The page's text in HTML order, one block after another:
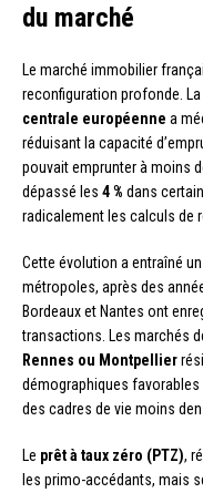
du marché
Le marché immobilier
reconfiguration profonde.
centrale européenne a
réduisant la capacité
pouvait emprunter à moins
dépassé les 4 % dans
radicalement les calculs de
Cette évolution a entraîné
métropoles, après des
Bordeaux et Nantes ont
transactions. Les marchés
Rennes ou Montpellier
démographiques
des cadres de vie moins
Le prêt à taux zéro (PTZ),
les primo-accédants, mais